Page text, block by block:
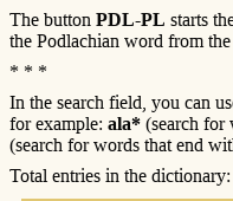
The button PDL-PL starts
the Podlachian word from
* * *
In the search field, you can
for example: ala* (search for
(search for words that end
Total entries in the